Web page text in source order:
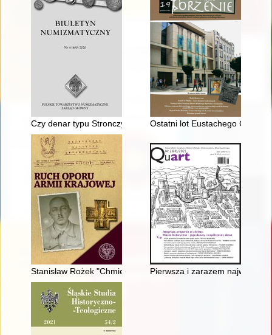
Czy denar typu Stronczyński 54 jest monetą Bolesława
Ostatni lot Eustachego
Stanisław Rożek "Chmiel", "Przebój", "Zych"
Pierwsza i zarazem